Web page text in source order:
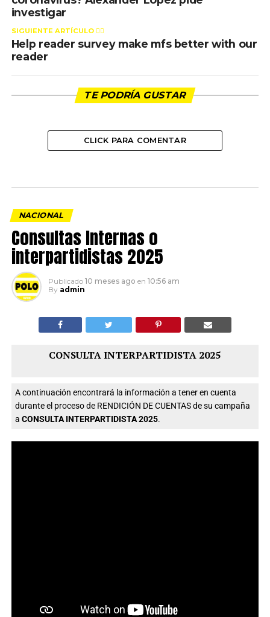
investigar
SIGUIENTE ARTÍCULO 👈🏻
Help reader survey make mfs better with our
reader
TE PODRÍA GUSTAR
CLICK PARA COMENTAR
NACIONAL
Consultas Internas o
interpartidistas 2025
Publicado 10 meses ago en 10:56 am
By admin
CONSULTA INTERPARTIDISTA 2025
A continuación encontrará la información a tener en cuenta
durante el proceso de RENDICIÓN DE CUENTAS de su campaña
a CONSULTA INTERPARTIDISTA 2025.